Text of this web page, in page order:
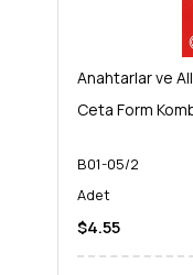
Ceta Form
Ceta Form
ve risk almak
Verimlilik
Zaman
Uzun
Hemen şimdi
Anahtarlar ve
Ceta Form
B01-05/2
Adet
$4.55